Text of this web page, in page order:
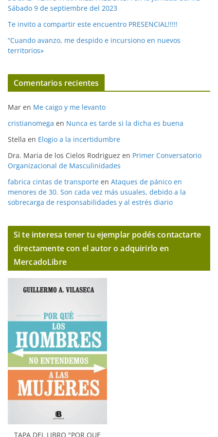
Sábado 9 de septiembre del 2023
Te invito a compartir este encuentro PRESENCIAL!!!!!
“Cuando avanzo, me despido e incursiono en nuevos
territorios»
Comentarios recientes
Mar en Me caigo y me levanto
cristianomega en Nunca es tarde si la dicha es buena
Stella en Elogio a la incertidumbre
Dra. Maria de los Cielos Rodriguez en Primer Conversatorio
Organizacional de Masculinidades
fabrica cintas de transporte en Ataques de pánico en
menores de 30. Son cada vez más usuales, debido a la
sobrecarga de responsabilidades y al estrés diario
Si te interesa tener tu ejemplar podés contactarte
directamente con el autor o adquirirlo en
MercadoLibre
TAPA DEL LIBRO "POR QUE